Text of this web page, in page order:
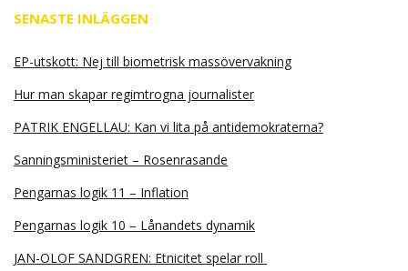
SENASTE INLÄGGEN
EP-utskott: Nej till biometrisk massövervakning
Hur man skapar regimtrogna journalister
PATRIK ENGELLAU: Kan vi lita på antidemokraterna?
Sanningsministeriet – Rosenrasande
Pengarnas logik 11 – Inflation
Pengarnas logik 10 – Lånandets dynamik
JAN-OLOF SANDGREN: Etnicitet spelar roll